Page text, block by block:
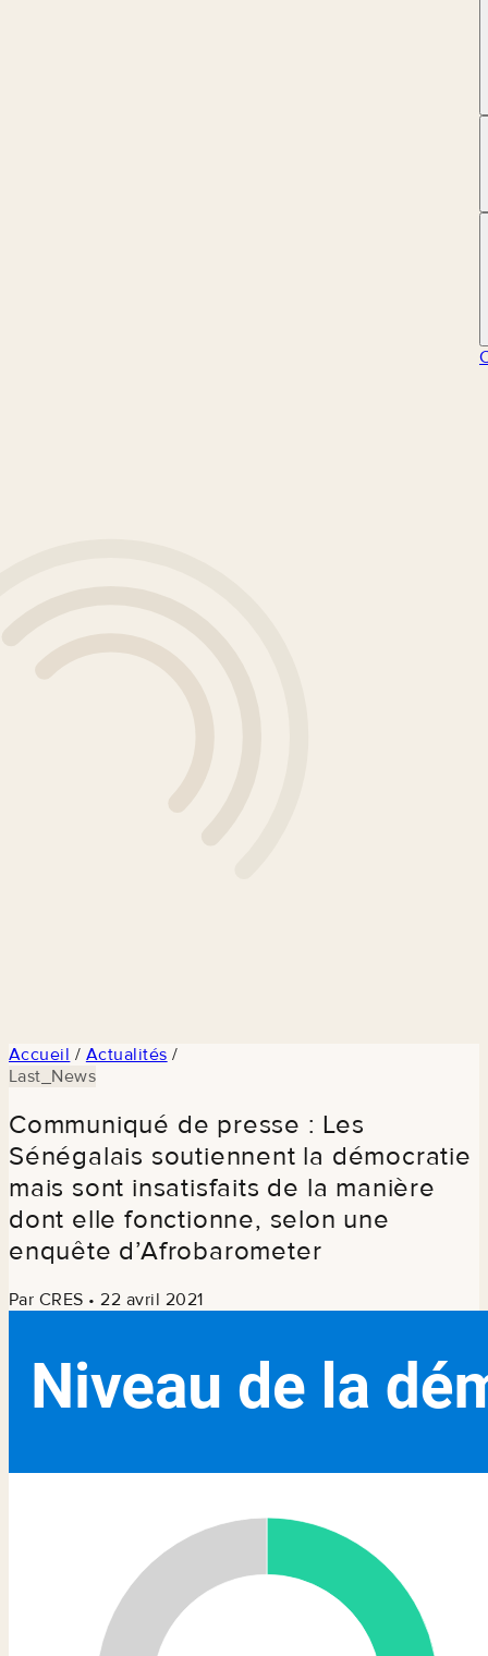
Accueil / Actualités /
Last_News
Communiqué de presse : Les
Sénégalais soutiennent la démocratie
mais sont insatisfaits de la manière
dont elle fonctionne, selon une
enquête d’Afrobarometer
Par CRES • 22 avril 2021